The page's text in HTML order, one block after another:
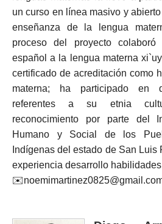
un curso en línea masivo y
enseñanza de la lengua
proceso del proyecto
español a la lengua materna
certificado de acreditación como
materna; ha participado en
referentes a su etnia
reconocimiento por parte del
Humano y Social de los
Indígenas del estado de San Luis
experiencia desarrollo